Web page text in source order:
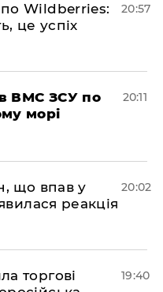
Wildberries:
це успіх
20:57
ВМС ЗСУ по
морі
20:11
що впав у
реакція
20:02
торгові
19:40